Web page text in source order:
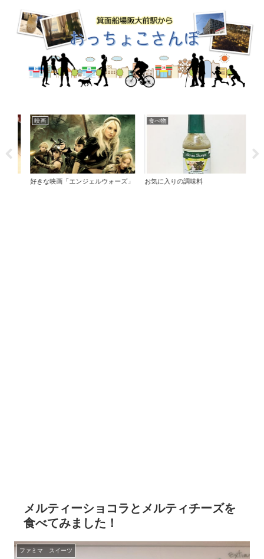
映画
好きな映画「エンジェルウォーズ」
食べ物
お気に入りの調味料
メルティーショコラとメルティチーズを
食べてみました！
ファミマ スイーツ